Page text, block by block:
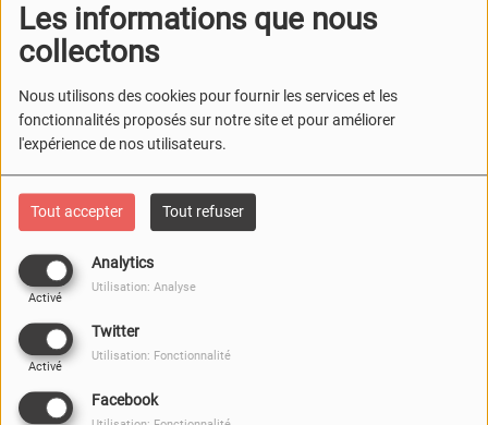
Les informations que nous
collectons
Nous utilisons des cookies pour fournir les services et les
fonctionnalités proposés sur notre site et pour améliorer
l'expérience de nos utilisateurs.
Tout accepter Tout refuser
Analytics
Activé
Utilisation: Analyse
Twitter
Activé
Utilisation: Fonctionnalité
Facebook